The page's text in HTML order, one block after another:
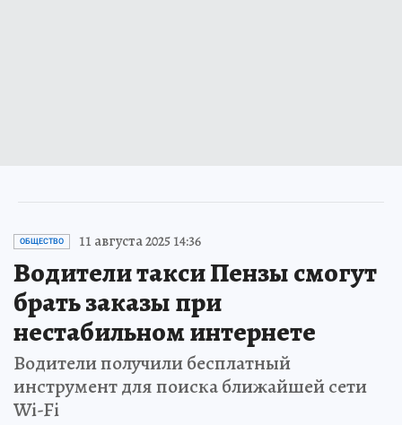
ОБЩЕСТВО 11 августа 2025 14:36
Водители такси Пензы смогут
брать заказы при
нестабильном интернете
Водители получили бесплатный
инструмент для поиска ближайшей сети
Wi-Fi